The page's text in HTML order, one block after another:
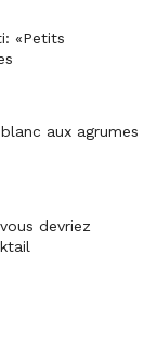
«Petits
aux agrumes
devriez